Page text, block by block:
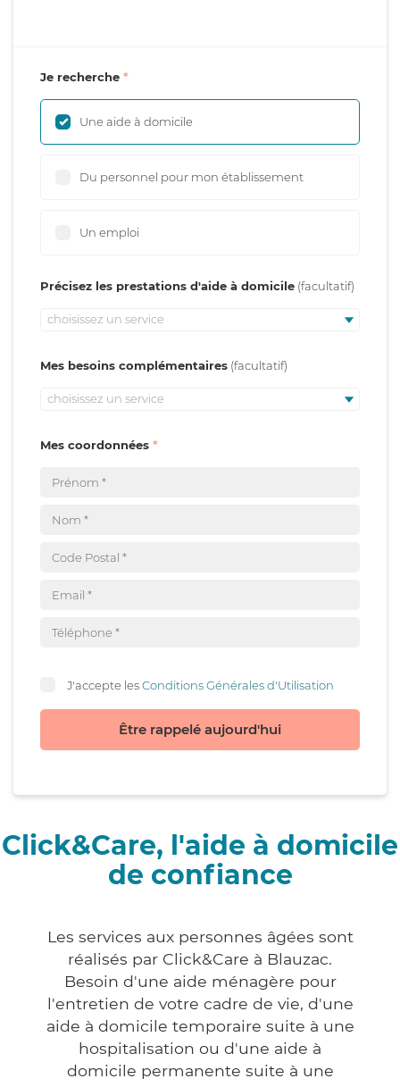
Je recherche
Une aide à domicile
Du personnel pour mon établissement
Un emploi
Précisez les prestations d'aide à domicile
choisissez un service
Mes besoins complémentaires
choisissez un service
Mes coordonnées
J'accepte lesConditions Générales d'Utilisation
Être rappelé aujourd'hui
Click&Care, l'aide à domicile
de confiance
Les services aux personnes âgées sont
réalisés par Click&Care à Blauzac.
Besoin d'une aide ménagère pour
l'entretien de votre cadre de vie, d'une
aide à domicile temporaire suite à une
hospitalisation ou d'une aide à
domicile permanente suite à une